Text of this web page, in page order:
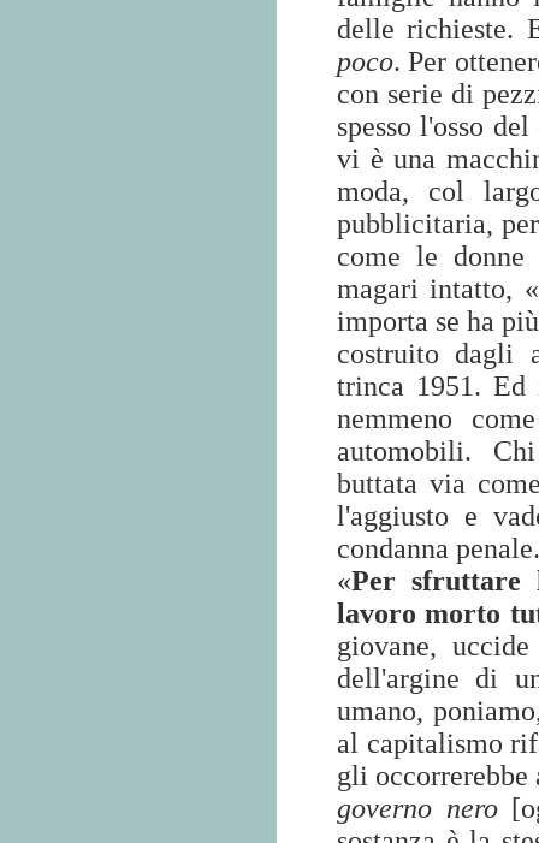
delle richieste.
poco. Per
con serie di
spesso l'osso
vi è una
moda, col
pubblicitaria,
come le donne
magari intatto,
importa se ha
costruito dagli
trinca 1951. Ed
nemmeno
automobili.
buttata via
l'aggiusto e
condanna penale.
«Per sfruttare
lavoro morto
giovane,
dell'argine di
umano,
al capitalismo
gli
governo nero